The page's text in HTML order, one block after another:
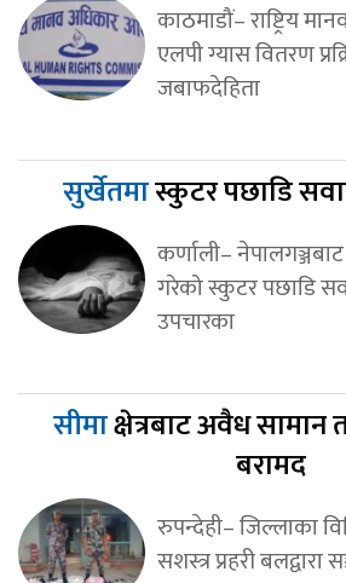
काठमाडौं– राष्ट्रिय
एलपी ग्यास वितरण
जबाफदेहिता
सुर्खेतमास्कुटर पछाडि
कर्णाली–
गरेको स्कुटर पछाडि
उपचारका
सीमाक्षेत्रबाट अवैध
बरामद
रुपन्देही– जिल्लाका
सशस्त्र प्रहरी बलद्वारा